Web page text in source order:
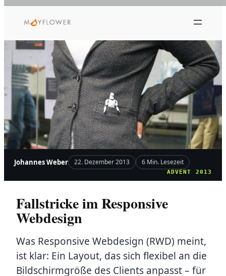
Inhalt
Johannes Weber 22. Dezember 2013 6 Min. Lesezeit
ADVENT 2013
Fallstricke im Responsive
Webdesign
Was Responsive Webdesign (RWD) meint,
ist klar: Ein Layout, das sich flexibel an die
Bildschirmgröße des Clients anpasst – für